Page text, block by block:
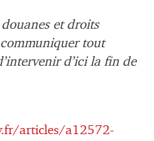
et droits
communiquer tout
d’ici la fin de
articles/a12572-